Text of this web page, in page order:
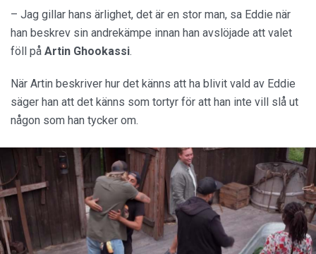
– Jag gillar hans ärlighet, det är en stor man, sa Eddie när
han beskrev sin andrekämpe innan han avslöjade att valet
föll på Artin Ghookassi.
När Artin beskriver hur det känns att ha blivit vald av Eddie
säger han att det känns som tortyr för att han inte vill slå ut
någon som han tycker om.